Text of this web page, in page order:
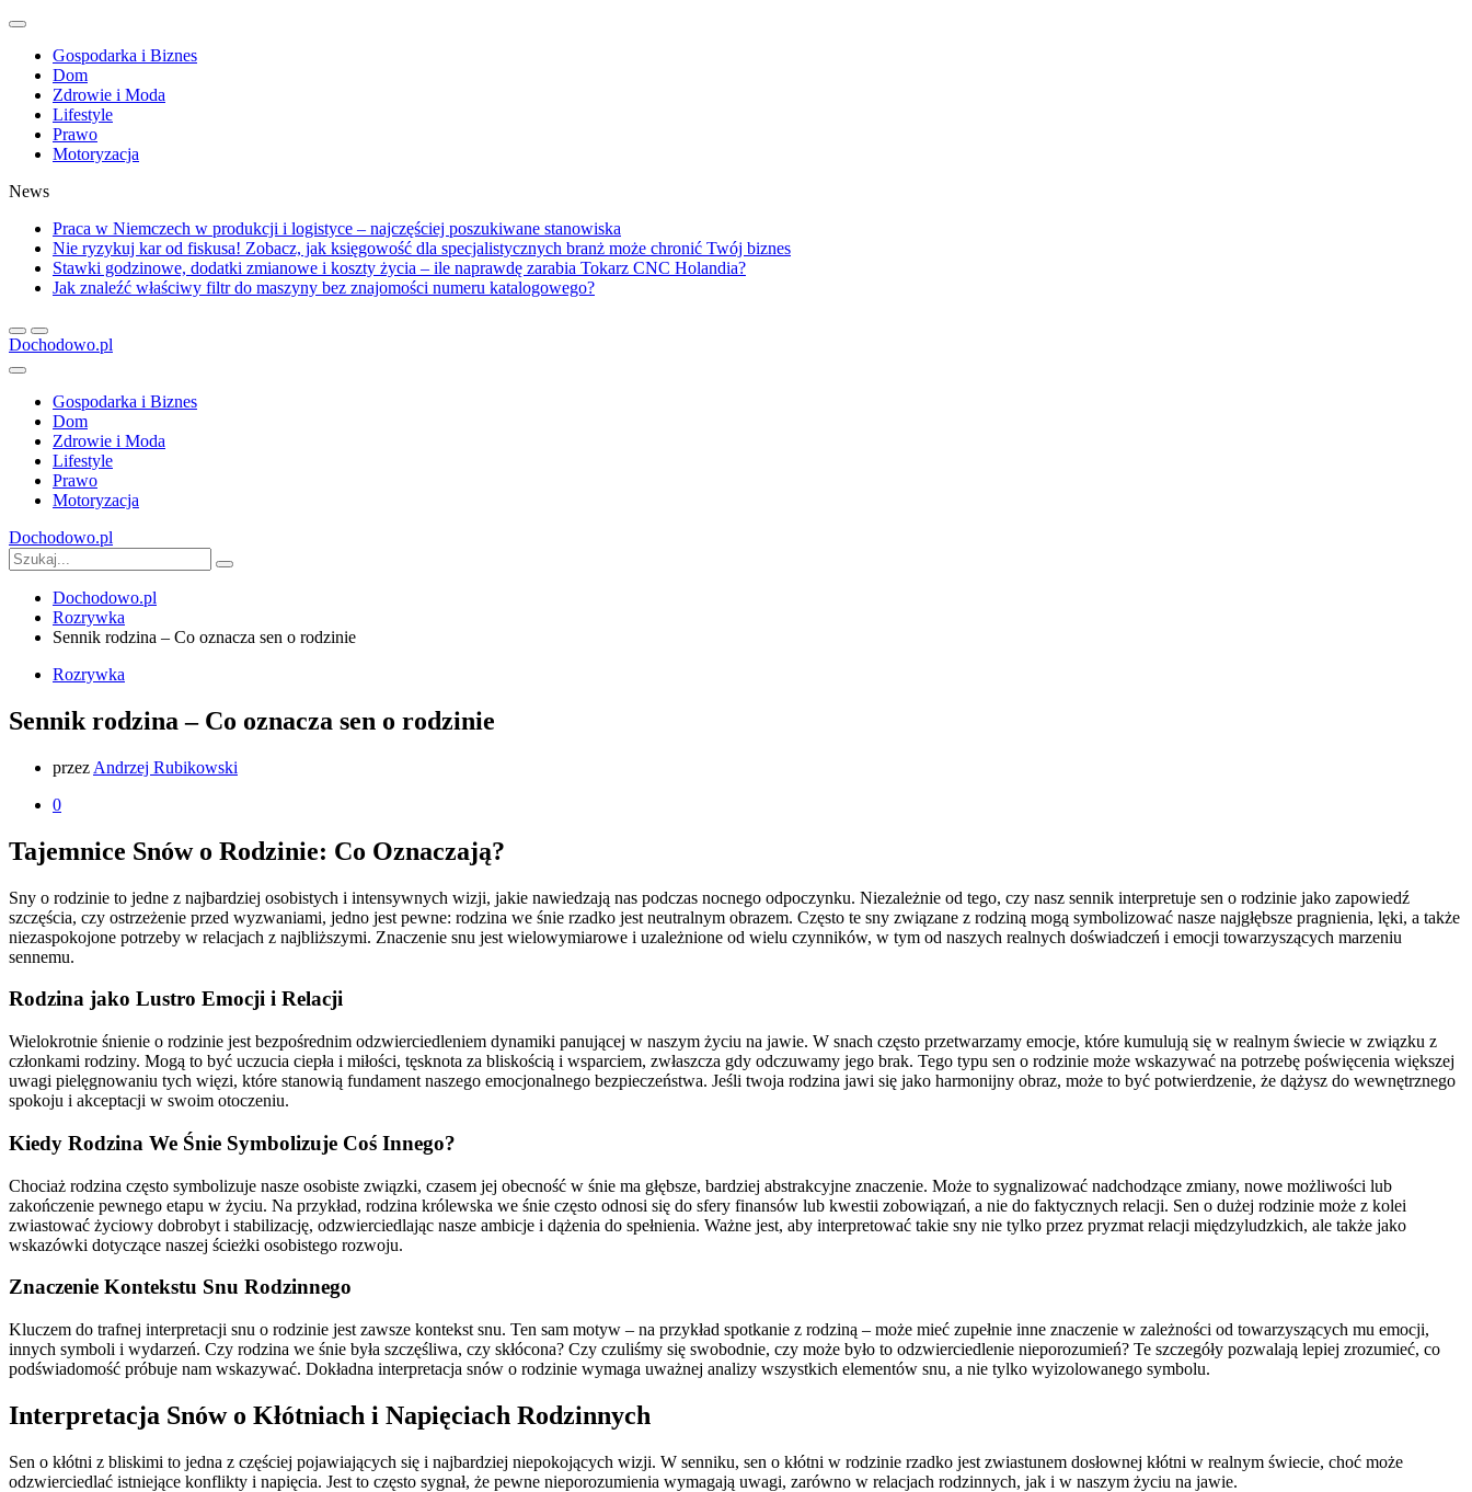
Gospodarka i Biznes
Dom
Zdrowie i Moda
Lifestyle
Prawo
Motoryzacja
News
Praca w Niemczech w produkcji i logistyce – najczęściej poszukiwane stanowiska
Nie ryzykuj kar od fiskusa! Zobacz, jak księgowość dla specjalistycznych branż może chronić Twój biznes
Stawki godzinowe, dodatki zmianowe i koszty życia – ile naprawdę zarabia Tokarz CNC Holandia?
Jak znaleźć właściwy filtr do maszyny bez znajomości numeru katalogowego?
Dochodowo.pl
Gospodarka i Biznes
Dom
Zdrowie i Moda
Lifestyle
Prawo
Motoryzacja
Dochodowo.pl
Dochodowo.pl
Rozrywka
Sennik rodzina – Co oznacza sen o rodzinie
Rozrywka
Sennik rodzina – Co oznacza sen o rodzinie
przez Andrzej Rubikowski
0
Tajemnice Snów o Rodzinie: Co Oznaczają?
Sny o rodzinie to jedne z najbardziej osobistych i intensywnych wizji, jakie nawiedzają nas podczas nocnego odpoczynku. Niezależnie od tego, czy nasz sennik interpretuje sen o rodzinie jako zapowiedź
szczęścia, czy ostrzeżenie przed wyzwaniami, jedno jest pewne: rodzina we śnie rzadko jest neutralnym obrazem. Często te sny związane z rodziną mogą symbolizować nasze najgłębsze pragnienia, lęki, a także
niezaspokojone potrzeby w relacjach z najbliższymi. Znaczenie snu jest wielowymiarowe i uzależnione od wielu czynników, w tym od naszych realnych doświadczeń i emocji towarzyszących marzeniu
sennemu.
Rodzina jako Lustro Emocji i Relacji
Wielokrotnie śnienie o rodzinie jest bezpośrednim odzwierciedleniem dynamiki panującej w naszym życiu na jawie. W snach często przetwarzamy emocje, które kumulują się w realnym świecie w związku z
członkami rodziny. Mogą to być uczucia ciepła i miłości, tęsknota za bliskością i wsparciem, zwłaszcza gdy odczuwamy jego brak. Tego typu sen o rodzinie może wskazywać na potrzebę poświęcenia większej
uwagi pielęgnowaniu tych więzi, które stanowią fundament naszego emocjonalnego bezpieczeństwa. Jeśli twoja rodzina jawi się jako harmonijny obraz, może to być potwierdzenie, że dążysz do wewnętrznego
spokoju i akceptacji w swoim otoczeniu.
Kiedy Rodzina We Śnie Symbolizuje Coś Innego?
Chociaż rodzina często symbolizuje nasze osobiste związki, czasem jej obecność w śnie ma głębsze, bardziej abstrakcyjne znaczenie. Może to sygnalizować nadchodzące zmiany, nowe możliwości lub
zakończenie pewnego etapu w życiu. Na przykład, rodzina królewska we śnie często odnosi się do sfery finansów lub kwestii zobowiązań, a nie do faktycznych relacji. Sen o dużej rodzinie może z kolei
zwiastować życiowy dobrobyt i stabilizację, odzwierciedlając nasze ambicje i dążenia do spełnienia. Ważne jest, aby interpretować takie sny nie tylko przez pryzmat relacji międzyludzkich, ale także jako
wskazówki dotyczące naszej ścieżki osobistego rozwoju.
Znaczenie Kontekstu Snu Rodzinnego
Kluczem do trafnej interpretacji snu o rodzinie jest zawsze kontekst snu. Ten sam motyw – na przykład spotkanie z rodziną – może mieć zupełnie inne znaczenie w zależności od towarzyszących mu emocji,
innych symboli i wydarzeń. Czy rodzina we śnie była szczęśliwa, czy skłócona? Czy czuliśmy się swobodnie, czy może było to odzwierciedlenie nieporozumień? Te szczegóły pozwalają lepiej zrozumieć, co
podświadomość próbuje nam wskazywać. Dokładna interpretacja snów o rodzinie wymaga uważnej analizy wszystkich elementów snu, a nie tylko wyizolowanego symbolu.
Interpretacja Snów o Kłótniach i Napięciach Rodzinnych
Sen o kłótni z bliskimi to jedna z częściej pojawiających się i najbardziej niepokojących wizji. W senniku, sen o kłótni w rodzinie rzadko jest zwiastunem dosłownej kłótni w realnym świecie, choć może
odzwierciedlać istniejące konflikty i napięcia. Jest to często sygnał, że pewne nieporozumienia wymagają uwagi, zarówno w relacjach rodzinnych, jak i w naszym życiu na jawie.